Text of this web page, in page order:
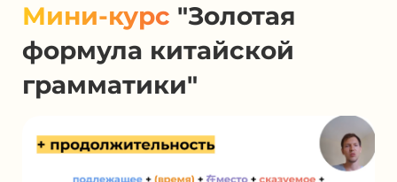
Мини-курс "Золотая
формула китайской
грамматики"